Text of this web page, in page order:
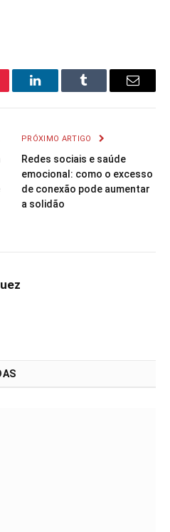
LinkedInTumblr Email
PRÓXIMO ARTIGO
Redes sociais e saúde
emocional: como o excesso
de conexão pode aumentar
a solidão